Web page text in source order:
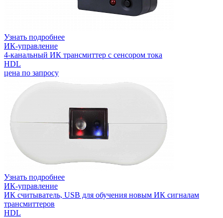
Узнать подробнее
ИК-управление
4-канальный ИК трансмиттер с сенсором тока
HDL
цена по запросу
Узнать подробнее
ИК-управление
ИК считыватель, USB для обучения новым ИК сигналам
трансмиттеров
HDL